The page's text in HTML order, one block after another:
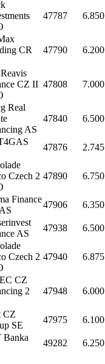
47787 6.850
CR
47790 6.200
CZ II 47808 7.000
Real
AS
47840 6.500
47876 2.745
Czech 2 47890 6.750
Finance
47906 6.350
AS
47938 6.500
Czech 2 47940 6.875
CZ
2
47948 6.000
CZ
SE
47975 6.100
Banka
49282 6.250